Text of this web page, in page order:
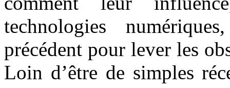
technologies
précédent pour lever les
Loin d’être de simples